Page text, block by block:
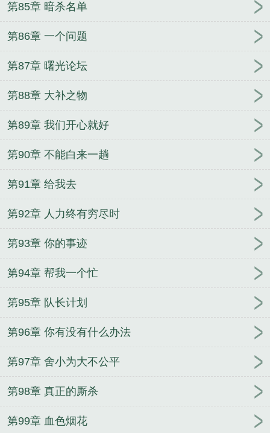
第85章 暗杀名单
第86章 一个问题
第87章 曙光论坛
第88章 大补之物
第89章 我们开心就好
第90章 不能白来一趟
第91章 给我去
第92章 人力终有穷尽时
第93章 你的事迹
第94章 帮我一个忙
第95章 队长计划
第96章 你有没有什么办法
第97章 舍小为大不公平
第98章 真正的厮杀
第99章 血色烟花